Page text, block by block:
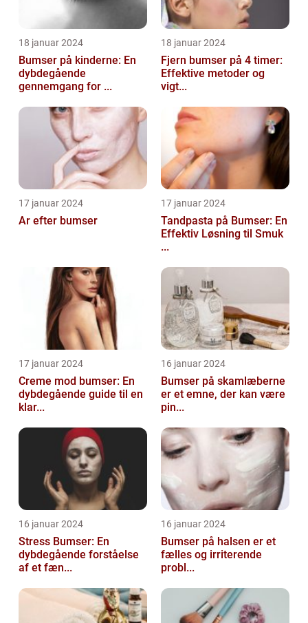
18 januar 2024
Bumser på kinderne: En
dybdegående
gennemgang for ...
18 januar 2024
Fjern bumser på 4 timer:
Effektive metoder og
vigt...
17 januar 2024
Ar efter bumser
17 januar 2024
Tandpasta på Bumser: En
Effektiv Løsning til Smuk
...
17 januar 2024
Creme mod bumser: En
dybdegående guide til en
klar...
16 januar 2024
Bumser på skamlæberne
er et emne, der kan være
pin...
16 januar 2024
Stress Bumser: En
dybdegående forståelse
af et fæn...
16 januar 2024
Bumser på halsen er et
fælles og irriterende
probl...